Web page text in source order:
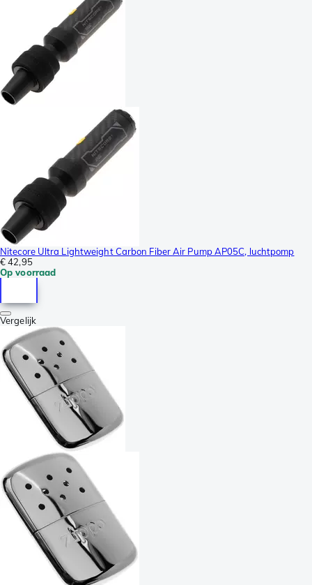
Nitecore Ultra Lightweight Carbon Fiber Air Pump AP05C, luchtpomp
€ 42,95
Op voorraad
Vergelijk